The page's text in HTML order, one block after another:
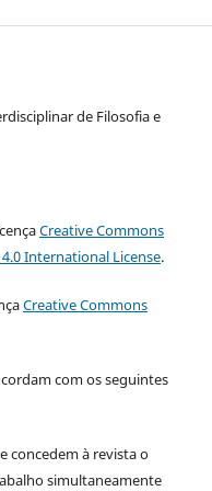
de Filosofia e
Creative Commons
International License.
Creative Commons
com os seguintes
concedem à revista o
simultaneamente